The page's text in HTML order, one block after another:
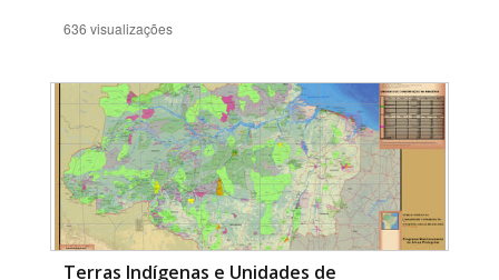
636 visualizações
Terras Indígenas e Unidades de